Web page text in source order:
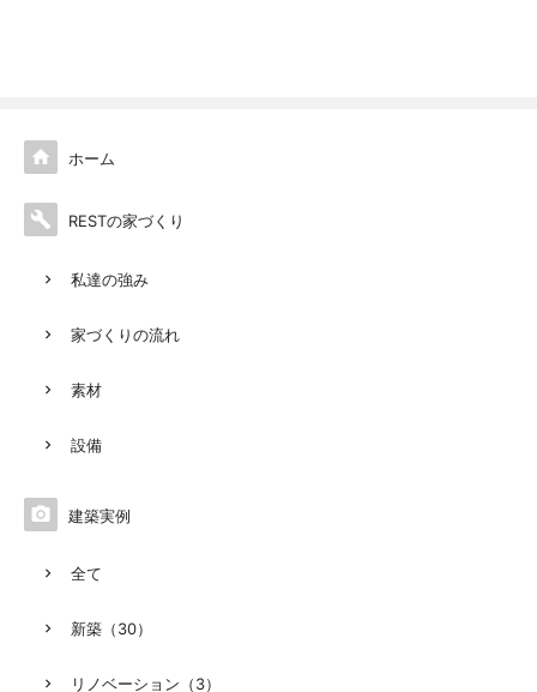
 ホーム
 RESTの家づくり
私達の強み
家づくりの流れ
素材
設備
 建築実例
全て
新築（30）
リノベーション（3）